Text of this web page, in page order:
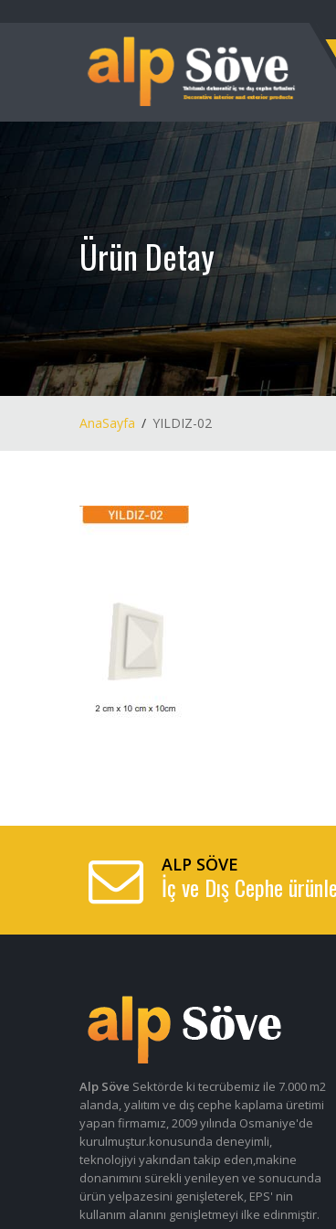
Ürün Detay
AnaSayfa YILDIZ-02
ALP SÖVE
İç ve Dış Cephe
Alp Söve Sektörde ki tecrübemiz ile 7.000 m2
alanda, yalıtım ve dış cephe kaplama üretimi
yapan firmamız, 2009 yılında Osmaniye'de
kurulmuştur.konusunda deneyimli,
teknolojiyi yakından takip eden,makine
donanımını sürekli yenileyen ve sonucunda
ürün yelpazesini genişleterek, EPS' nin
kullanım alanını genişletmeyi ilke edinmiştir.